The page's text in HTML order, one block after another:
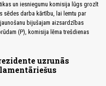
un iesniegumu komisija lūgs grozīt
sēdes darba kārtību, lai lemtu par
bijušajam aizsardzības
(P), komisija lēma trešdienas
uzrunās